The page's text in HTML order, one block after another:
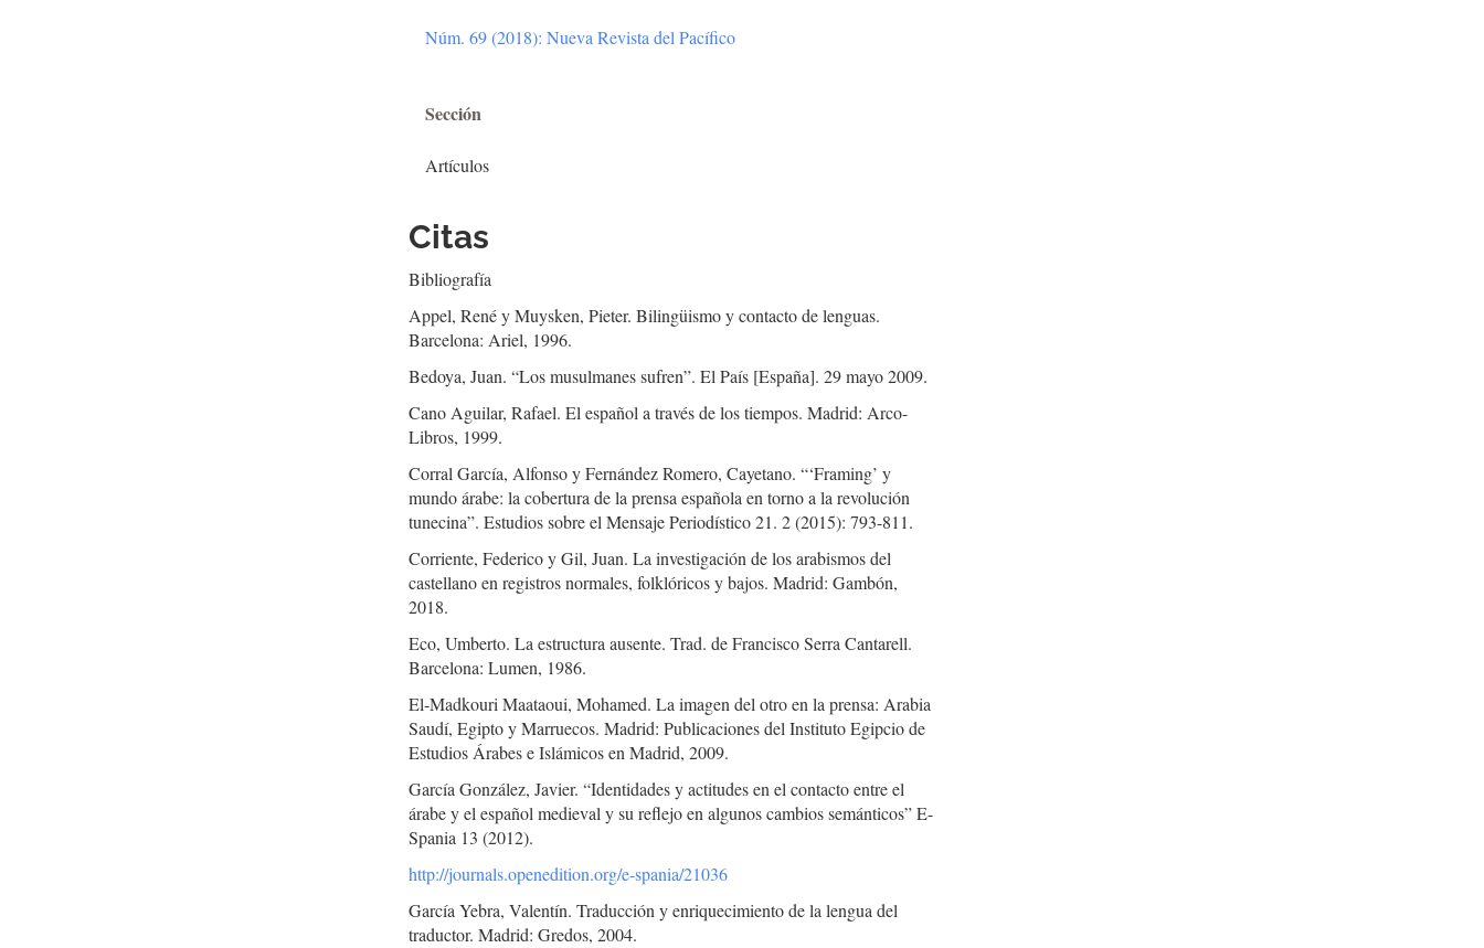
Núm. 69 (2018): Nueva Revista del Pacífico
Sección
Artículos
Citas
Bibliografía
Appel, René y Muysken, Pieter. Bilingüismo y contacto de lenguas.
Barcelona: Ariel, 1996.
Bedoya, Juan. “Los musulmanes sufren”. El País [España]. 29 mayo 2009.
Cano Aguilar, Rafael. El español a través de los tiempos. Madrid: Arco-
Libros, 1999.
Corral García, Alfonso y Fernández Romero, Cayetano. “‘Framing’ y
mundo árabe: la cobertura de la prensa española en torno a la revolución
tunecina”. Estudios sobre el Mensaje Periodístico 21. 2 (2015): 793-811.
Corriente, Federico y Gil, Juan. La investigación de los arabismos del
castellano en registros normales, folklóricos y bajos. Madrid: Gambón,
2018.
Eco, Umberto. La estructura ausente. Trad. de Francisco Serra Cantarell.
Barcelona: Lumen, 1986.
El-Madkouri Maataoui, Mohamed. La imagen del otro en la prensa: Arabia
Saudí, Egipto y Marruecos. Madrid: Publicaciones del Instituto Egipcio de
Estudios Árabes e Islámicos en Madrid, 2009.
García González, Javier. “Identidades y actitudes en el contacto entre el
árabe y el español medieval y su reflejo en algunos cambios semánticos” E-
Spania 13 (2012).
http://journals.openedition.org/e-spania/21036
García Yebra, Valentín. Traducción y enriquecimiento de la lengua del
traductor. Madrid: Gredos, 2004.